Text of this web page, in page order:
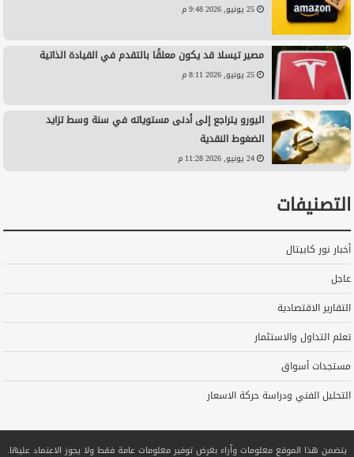
25 يونيو, 2026 9:48 م
مصير تيسلا قد يكون معلقًا بالتقدم في القيادة الذاتية
25 يونيو, 2026 8:11 م
اليورو يتراجع إلى أدنى مستوياته في سنة وسط تزايد
الضغوط النقدية
24 يونيو, 2026 11:28 م
التصنيفات
أخبار نور كابيتال
عاجل
التقارير الاقتصادية
تعلم التداول والاستثمار
مستجدات أسواق
التحليل الفني ودراسة حركة الاسعار
يتضمن هذا الموقع معلومات وآراء بغرض توفير معلومات عامة فقط ولا يجوز الاعتماد عليها.